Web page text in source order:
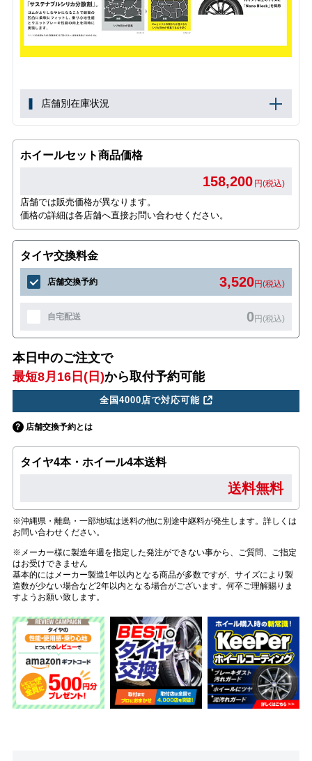
店舗別在庫状況
ホイールセット商品価格
158,200 円(税込)
店舗では販売価格が異なります。
価格の詳細は各店舗へ直接お問い合わせください。
タイヤ交換料金
店舗交換予約 3,520円(税込)
自宅配送 0円(税込)
本日中のご注文で
最短8月16日(日)から取付予約可能
全国4000店で対応可能
店舗交換予約とは
タイヤ4本・ホイール4本送料
送料無料
※沖縄県・離島・一部地域は送料の他に別途中継料が発生します。詳しくは
お問い合わせください。
※メーカー様に製造年週を指定した発注ができない事から、ご質問、ご指定
はお受けできません
基本的にはメーカー製造1年以内となる商品が多数ですが、サイズにより製
造数が少ない場合など2年以内となる場合がございます。何卒ご理解賜りま
すようお願い致します。